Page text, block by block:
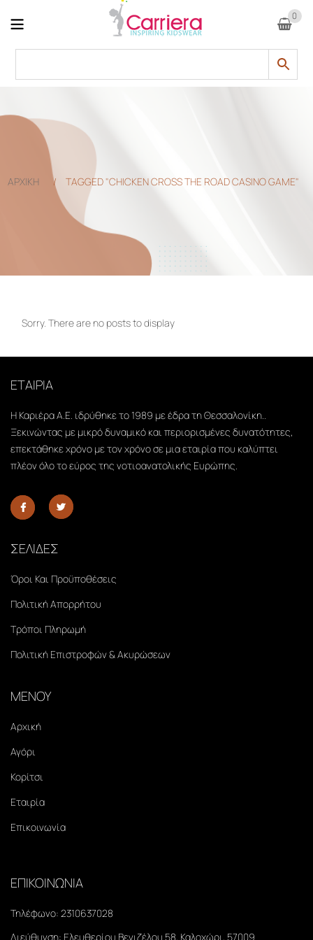
0
ΑΡΧΙΚΗ / TAGGED "CHICKEN CROSS THE ROAD CASINO GAME"
Sorry. There are no posts to display
ΕΤΑΙΡΙΑ
Η Καριέρα Α.Ε. ιδρύθηκε το 1989 με έδρα τη Θεσσαλονίκη..
Ξεκινώντας με μικρό δυναμικό και περιορισμένες δυνατότητες,
επεκτάθηκε χρόνο με τον χρόνο σε μια εταιρία που καλύπτει
πλέον όλο το εύρος της νοτιοανατολικής Ευρώπης.
ΣΕΛΙΔΕΣ
Όροι Και Προϋποθέσεις
Πολιτική Απορρήτου
Τρόποι Πληρωμή
Πολιτική Επιστροφών & Ακυρώσεων
ΜΕΝΟΥ
Αρχική
Αγόρι
Κορίτσι
Εταιρία
Επικοινωνία
ΕΠΙΚΟΙΝΩΝΙΑ
Τηλέφωνο: 2310637028
Διεύθυνση: Ελευθερίου Βενιζέλου 58, Καλοχώρι, 57009